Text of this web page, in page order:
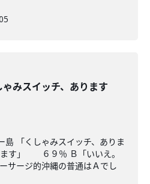
ゃみスイッチ、あります
島 「くしゃみスイッチ、ありま
ます」 ６９％ Ｂ「いいえ。
サージ的沖縄の普通はＡでし